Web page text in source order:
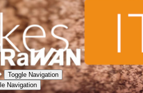
Toggle Navigation
Navigation